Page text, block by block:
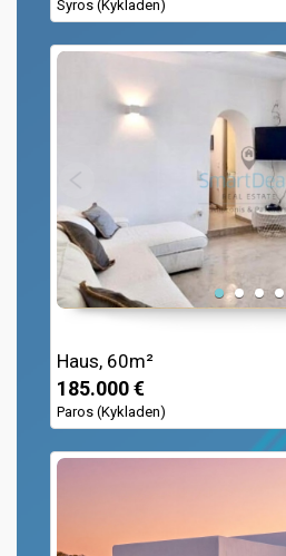
Syros (Kykladen)
Haus, 60m²
185.000 €
Paros (Kykladen)